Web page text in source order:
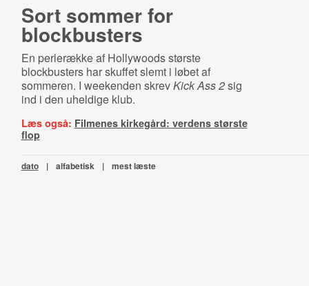
Sort sommer for
blockbusters
En perlerække af Hollywoods største
blockbusters har skuffet slemt i løbet af
sommeren. I weekenden skrevKick Ass 2sig
ind i den uheldige klub.
Læs også: Filmenes kirkegård: verdens største
flop
dato | alfabetisk | mest læste